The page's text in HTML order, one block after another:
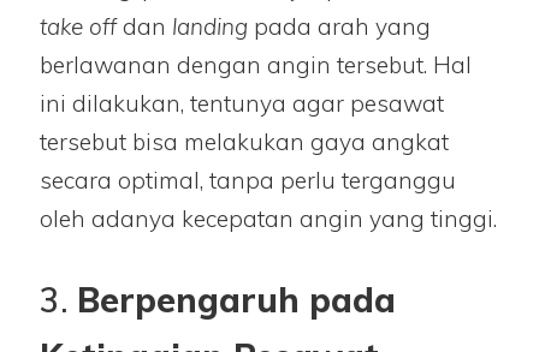
take offdan landing pada arah yang
berlawanan dengan angin tersebut. Hal
ini dilakukan, tentunya agar pesawat
tersebut bisa melakukan gaya angkat
secara optimal, tanpa perlu terganggu
oleh adanya kecepatan angin yang tinggi.
3. Berpengaruh pada